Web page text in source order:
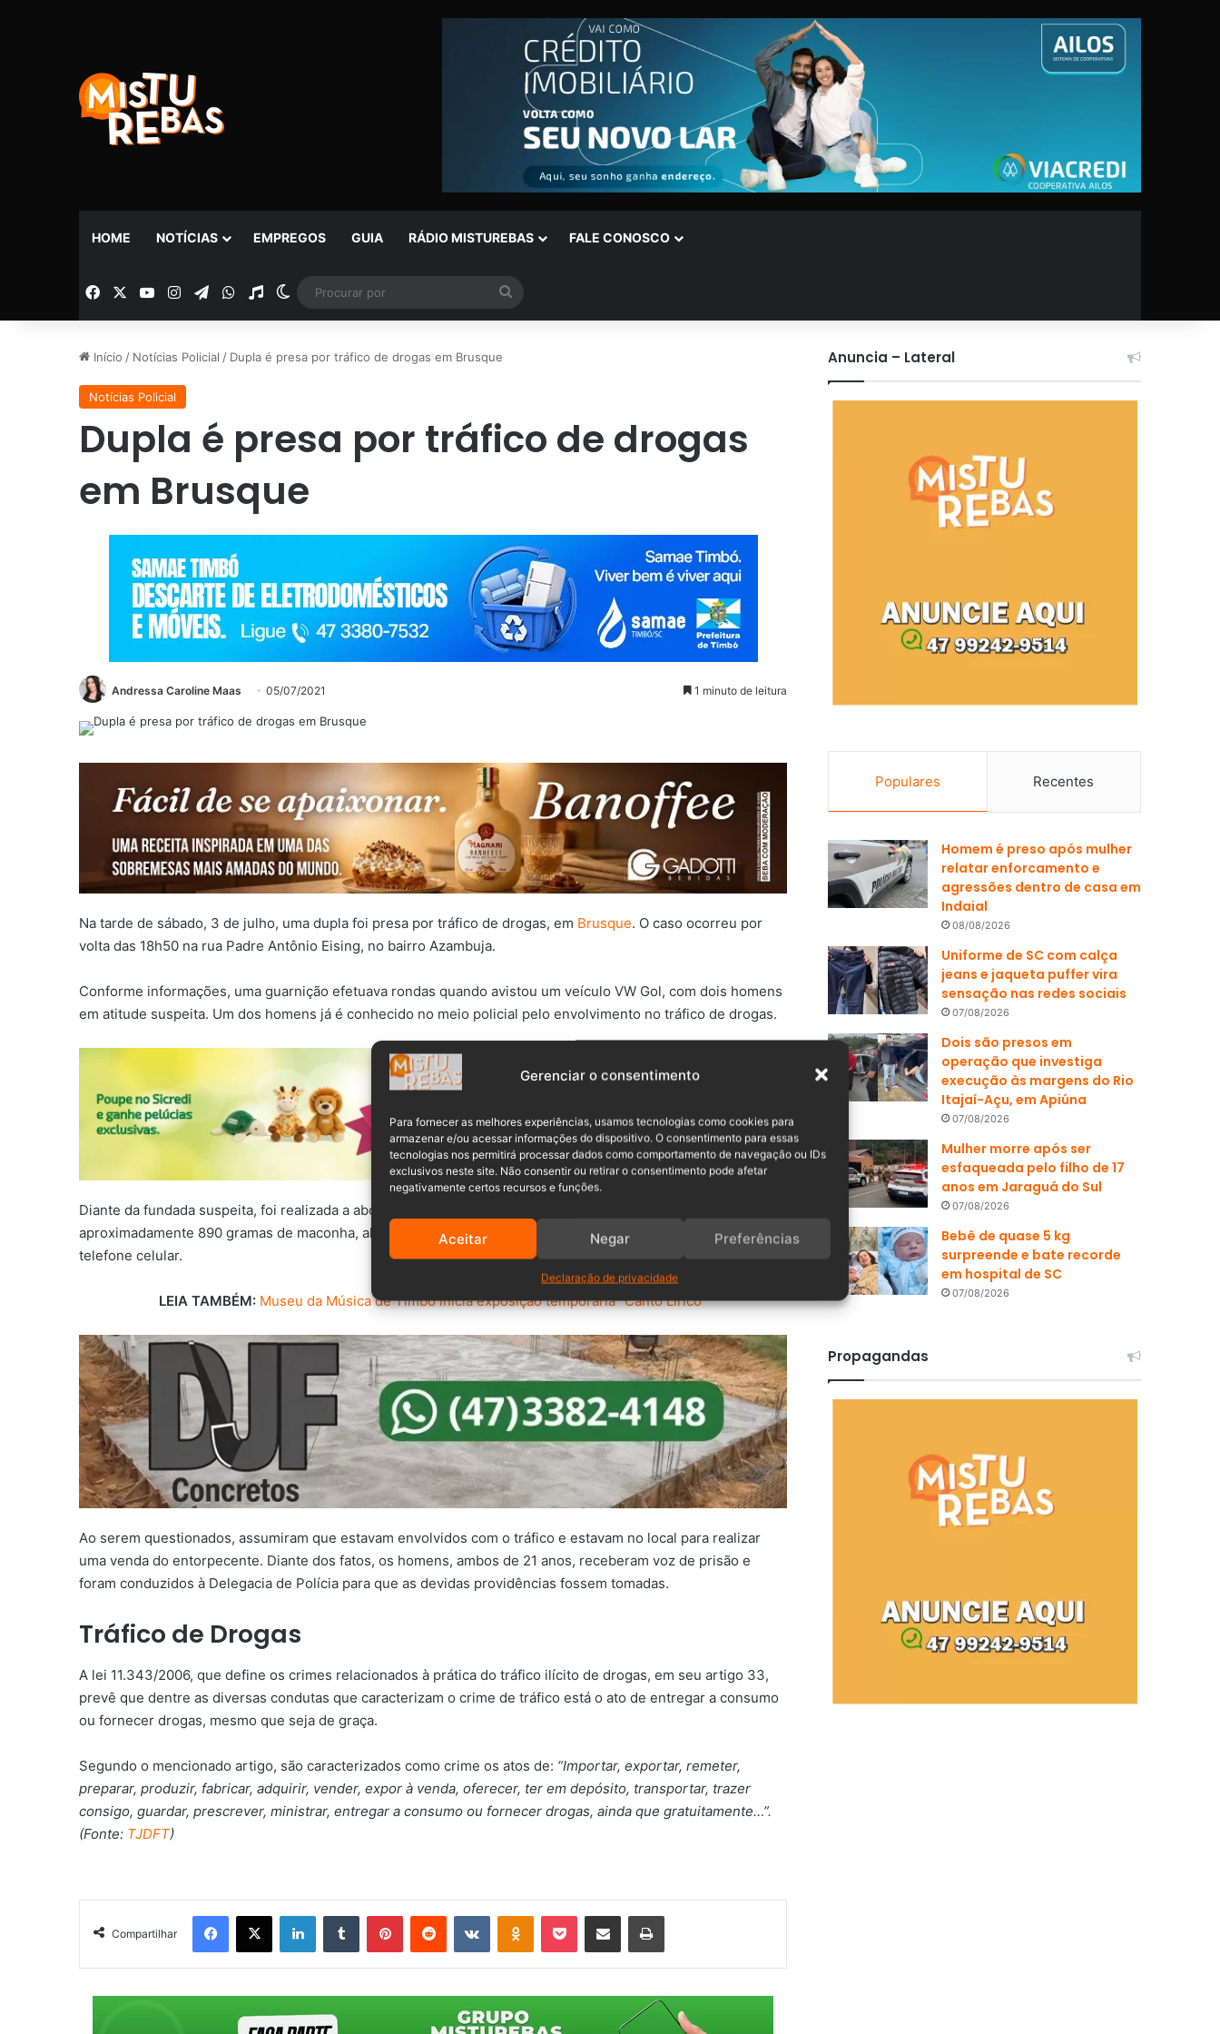
Gerenciar o consentimento
Para fornecer as melhores experiências, usamos tecnologias como cookies para
armazenar e/ou acessar informações do dispositivo. O consentimento para essas
tecnologias nos permitirá processar dados como comportamento de navegação ou IDs
exclusivos neste site. Não consentir ou retirar o consentimento pode afetar
negativamente certos recursos e funções.
Aceitar Negar Preferências
Declaração de privacidade
HOME NOTÍCIAS EMPREGOS GUIA RÁDIO MISTUREBAS FALE CONOSCO
Facebook YouTubeInstagramTelegramWhatsApp
Rádio Switch skin
por
Início / Notícias Policial / Dupla é presa por tráfico de drogas em Brusque
Notícias Policial
Dupla é presa por tráfico de drogas
em Brusque
Andressa Caroline Maas 05/07/2021 1 minuto de leitura
Na tarde de sábado, 3 de julho, uma dupla foi presa por tráfico de drogas, em Brusque. O caso ocorreu por
volta das 18h50 na rua Padre Antônio Eising, no bairro Azambuja.
Conforme informações, uma guarnição efetuava rondas quando avistou um veículo VW Gol, com dois homens
em atitude suspeita. Um dos homens já é conhecido no meio policial pelo envolvimento no tráfico de drogas.
Diante da fundada suspeita, foi realizada a abordagem do veículo e durante uma busca, foi encontrado
aproximadamente 890 gramas de maconha, além de três porções pequenas, uma balança de precisão e um
telefone celular.
LEIA TAMBÉM: Museu da Música de Timbó inicia exposição temporária “Canto Lírico”
Ao serem questionados, assumiram que estavam envolvidos com o tráfico e estavam no local para realizar
uma venda do entorpecente. Diante dos fatos, os homens, ambos de 21 anos, receberam voz de prisão e
foram conduzidos à Delegacia de Polícia para que as devidas providências fossem tomadas.
Tráfico de Drogas
A lei 11.343/2006, que define os crimes relacionados à prática do tráfico ilícito de drogas, em seu artigo 33,
prevê que dentre as diversas condutas que caracterizam o crime de tráfico está o ato de entregar a consumo
ou fornecer drogas, mesmo que seja de graça.
Segundo o mencionado artigo, são caracterizados como crime os atos de: “Importar, exportar, remeter,
preparar, produzir, fabricar, adquirir, vender, expor à venda, oferecer, ter em depósito, transportar, trazer
consigo, guardar, prescrever, ministrar, entregar a consumo ou fornecer drogas, ainda que gratuitamente…”.
(Fonte: TJDFT)
Compartilhar
Anuncia – Lateral
Populares Recentes
Homem é preso após mulher
relatar enforcamento e
agressões dentro de casa em
Indaial
08/08/2026
Uniforme de SC com calça
jeans e jaqueta puffer vira
sensação nas redes sociais
07/08/2026
Dois são presos em
operação que investiga
execução às margens do Rio
Itajaí-Açu, em Apiúna
07/08/2026
Mulher morre após ser
esfaqueada pelo filho de 17
anos em Jaraguá do Sul
07/08/2026
Bebê de quase 5 kg
surpreende e bate recorde
em hospital de SC
07/08/2026
Propagandas